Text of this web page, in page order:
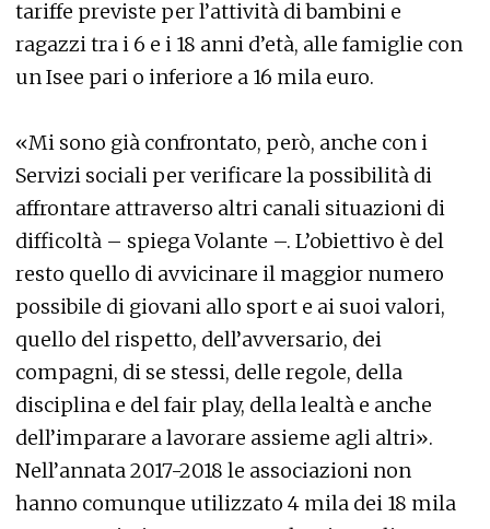
tariffe previste per l’attività di bambini e
ragazzi tra i 6 e i 18 anni d’età, alle famiglie con
un Isee pari o inferiore a 16 mila euro.
«Mi sono già confrontato, però, anche con i
Servizi sociali per verificare la possibilità di
affrontare attraverso altri canali situazioni di
difficoltà – spiega Volante –. L’obiettivo è del
resto quello di avvicinare il maggior numero
possibile di giovani allo sport e ai suoi valori,
quello del rispetto, dell’avversario, dei
compagni, di se stessi, delle regole, della
disciplina e del fair play, della lealtà e anche
dell’imparare a lavorare assieme agli altri».
Nell’annata 2017-2018 le associazioni non
hanno comunque utilizzato 4 mila dei 18 mila